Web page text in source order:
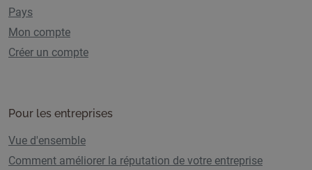
Pays
Mon compte
Créer un compte
Pour les entreprises
Vue d'ensemble
Comment améliorer la réputation de votre entreprise